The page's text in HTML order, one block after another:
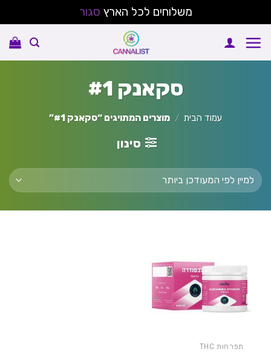
משלוחים לכל הארץ סגור
to
סקאנק #1
עמוד הבית / מוצרים המתויגים “סקאנק #1”
סינון
תפרחות THC